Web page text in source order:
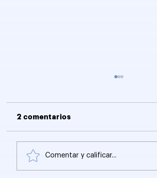
2 comentarios
Comentar y calificar...